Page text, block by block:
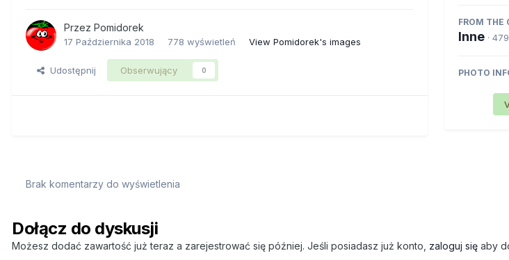
Przez Pomidorek
17 Października 2018 778 wyświetleń View Pomidorek's images
Udostępnij Obserwujący 0
FROM THE
Inne ·
PHOTO
Brak komentarzy do wyświetlenia
Dołącz do dyskusji
Możesz dodać zawartość już teraz a zarejestrować się później. Jeśli posiadasz już konto, zaloguj się aby